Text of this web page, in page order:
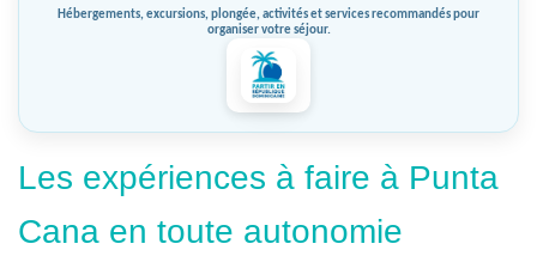
Hébergements, excursions, plongée, activités et services recommandés pour
organiser votre séjour.
Les expériences à faire à Punta
Cana en toute autonomie